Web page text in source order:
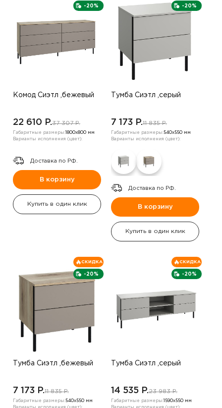
-20%
Комод Сиэтл ,бежевый
22 610 P.37 307 P.
Габаритные размеры: 1800х800 мм
Варианты исполнения (цвет):
Доставка по РФ.
В корзину
Купить в один клик
-20%
Тумба Сиэтл ,серый
7 173 P.11 835 P.
Габаритные размеры:540х550 мм
Варианты исполнения (цвет):
Доставка по РФ.
В корзину
Купить в один клик
-20%
СКИДКА
Тумба Сиэтл ,бежевый
7 173 P.11 835 P.
Габаритные размеры:540х550 мм
Варианты исполнения (цвет):
-20%
СКИДКА
Тумба Сиэтл ,серый
14 535 P.23 983 P.
Габаритные размеры: 1590х550 мм
Варианты исполнения (цвет):